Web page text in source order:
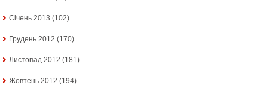
Січень 2013 (102)
Грудень 2012 (170)
Листопад 2012 (181)
Жовтень 2012 (194)